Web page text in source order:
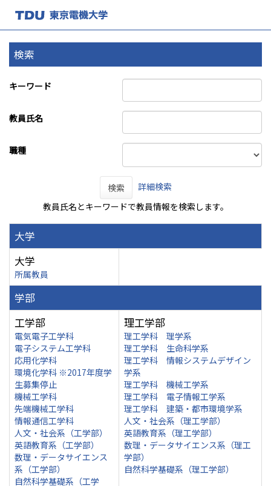
検索
キーワード
教員氏名
職種
検索
詳細検索
教員氏名とキーワードで教員情報を検索します。
大学
大学
所属教員
学部
工学部
電気電子工学科
電子システム工学科
応用化学科
環境化学科 ※2017年度学
生募集停止
機械工学科
先端機械工学科
情報通信工学科
人文・社会系（工学部）
英語教育系（工学部）
数理・データサイエンス
系（工学部）
自然科学基礎系（工学
理工学部
理工学科 理学系
理工学科 生命科学系
理工学科 情報システムデザイン
学系
理工学科 機械工学系
理工学科 電子情報工学系
理工学科 建築・都市環境学系
人文・社会系（理工学部）
英語教育系（理工学部）
数理・データサイエンス系（理工
学部）
自然科学基礎系（理工学部）